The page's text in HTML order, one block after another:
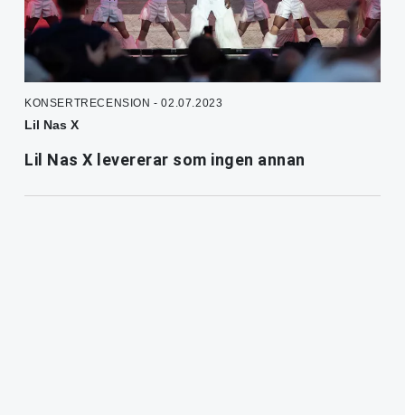
KONSERTRECENSION - 02.07.2023
Lil Nas X
Lil Nas X levererar som ingen annan